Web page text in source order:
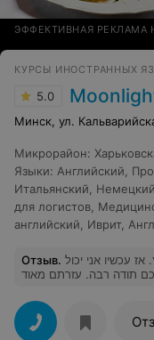
ЭФФЕКТИВНАЯ РЕКЛАМА
КУРСЫ ИНОСТРАННЫХ
5.0
Минск, ул.
Микрорайон:
Языки: Английский,
Итальянский, Немецкий
для логистов,
английский, Иврит,
Отзыв. עכשיו אני יכול
להגיד לכם תודה רבה. עזרתם מאוד.
здесь до того, как вы
что теперь я могу
очень помогли.